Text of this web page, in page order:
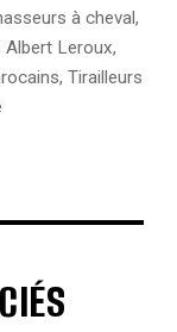
à cheval,
Albert Leroux,
, Tirailleurs